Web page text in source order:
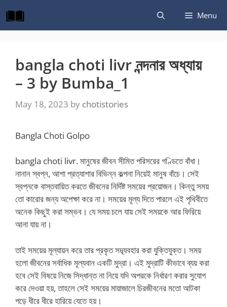
to
content
Menu
bangla choti livr নন্দনার অধ্যায়
– 3 by Bumba_1
May 18, 2023 by chotistories
Bangla Choti Golpo
bangla choti livr. মানুষের জীবন সীমিত পরিসরের গণ্ডিতে বাঁধা।
নানান স্বপ্ন, আশা প্রত্যাশার বিভিন্ন কল্পনা নিয়েই মানুষ বাঁচে। সেই
স্বপ্নকে বাস্তবায়িত করতে জীবনের নির্দিষ্ট সময়ের প্রয়োজন। কিন্তু সময়
তো কারোর জন্য অপেক্ষা করে না। সময়ের মূল্য দিতে পারলে এই পৃথিবীতে
অনেক কিছুই করা সম্ভব। যে সময় চলে যায় সেই সময়কে আর ফিরিয়ে
আনা যায় না।
তাই সময়ের মূল্যায়ন করে তার প্রকৃত সদ্ব্যবহার করা যুক্তিযুক্ত। সময়
হলো জীবনের সর্বাধিক মূল্যবান একটি মুদ্রা। এই মুদ্রাটি কীভাবে ব্যয় করা
হবে সেই বিষয়ে নিজে সিদ্ধান্ত না নিয়ে যদি অপরকে নির্ধারণ করার সুযোগ
করে দেওয়া হয়, তাহলে সেই সময়ের মায়াজালে চিরজীবনের মতো আটকা
পড়ে ধীরে ধীরে হারিয়ে যেতে হয়।